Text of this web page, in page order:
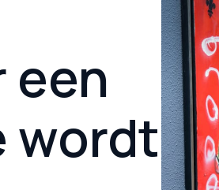
een
wordt